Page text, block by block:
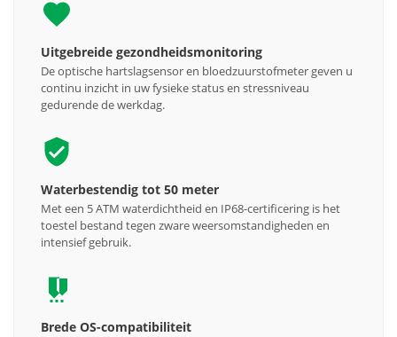
Uitgebreide gezondheidsmonitoring
De optische hartslagsensor en bloedzuurstofmeter geven u
continu inzicht in uw fysieke status en stressniveau
gedurende de werkdag.
Waterbestendig tot 50 meter
Met een 5 ATM waterdichtheid en IP68-certificering is het
toestel bestand tegen zware weersomstandigheden en
intensief gebruik.
Brede OS-compatibiliteit